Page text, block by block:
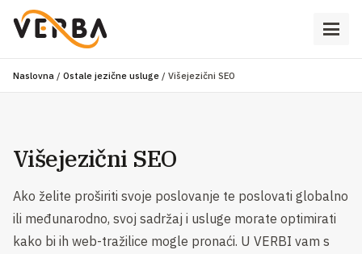
Naslovna / Ostale jezične usluge / Višejezični SEO
Višejezični SEO
Ako želite proširiti svoje poslovanje te poslovati globalno
ili međunarodno, svoj sadržaj i usluge morate optimirati
kako bi ih web-tražilice mogle pronaći. U VERBI vam s